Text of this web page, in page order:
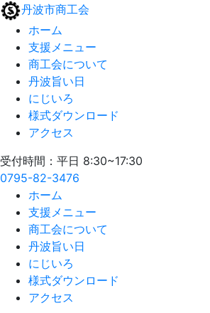
丹波市商工会
ホーム
支援メニュー
商工会について
丹波旨い日
にじいろ
様式ダウンロード
アクセス
受付時間：平日 8:30~17:30
0795-82-3476
ホーム
支援メニュー
商工会について
丹波旨い日
にじいろ
様式ダウンロード
アクセス